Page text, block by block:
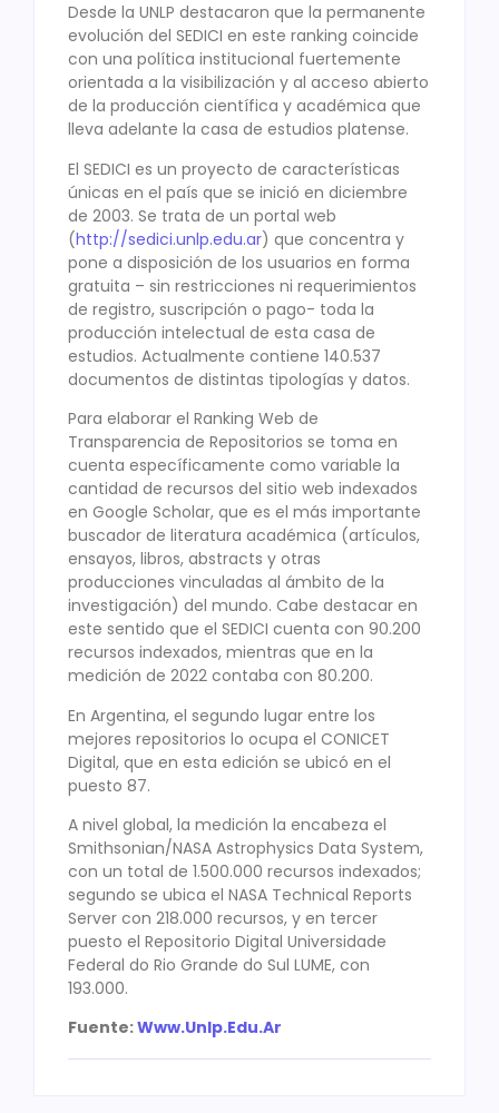
Desde la UNLP destacaron que la permanente
evolución del SEDICI en este ranking coincide
con una política institucional fuertemente
orientada a la visibilización y al acceso abierto
de la producción científica y académica que
lleva adelante la casa de estudios platense.
El SEDICI es un proyecto de características
únicas en el país que se inició en diciembre
de 2003. Se trata de un portal web
(http://sedici.unlp.edu.ar) que concentra y
pone a disposición de los usuarios en forma
gratuita – sin restricciones ni requerimientos
de registro, suscripción o pago- toda la
producción intelectual de esta casa de
estudios. Actualmente contiene 140.537
documentos de distintas tipologías y datos.
Para elaborar el Ranking Web de
Transparencia de Repositorios se toma en
cuenta específicamente como variable la
cantidad de recursos del sitio web indexados
en Google Scholar, que es el más importante
buscador de literatura académica (artículos,
ensayos, libros, abstracts y otras
producciones vinculadas al ámbito de la
investigación) del mundo. Cabe destacar en
este sentido que el SEDICI cuenta con 90.200
recursos indexados, mientras que en la
medición de 2022 contaba con 80.200.
En Argentina, el segundo lugar entre los
mejores repositorios lo ocupa el CONICET
Digital, que en esta edición se ubicó en el
puesto 87.
A nivel global, la medición la encabeza el
Smithsonian/NASA Astrophysics Data System,
con un total de 1.500.000 recursos indexados;
segundo se ubica el NASA Technical Reports
Server con 218.000 recursos, y en tercer
puesto el Repositorio Digital Universidade
Federal do Rio Grande do Sul LUME, con
193.000.
Fuente:Www.Unlp.Edu.Ar